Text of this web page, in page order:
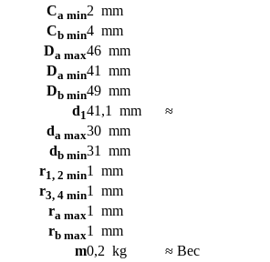
Ca min2 mm
Cb min4 mm
Da max46 mm
Da min41
mm
Db min49 mm
d141,1 mm
≈
da max30 mm
db min31
mm
r1, 2 min1
mm
r3, 4 min1
mm
ra max1
mm
rb max1
mm
m0,2 kg
≈ Вес